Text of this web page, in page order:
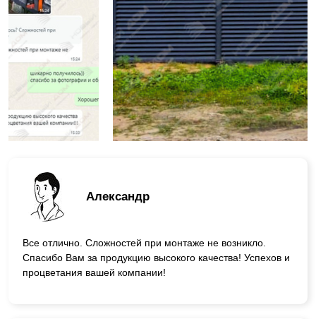
Александр
Все отлично. Сложностей при монтаже не возникло.
Спасибо Вам за продукцию высокого качества! Успехов и
процветания вашей компании!